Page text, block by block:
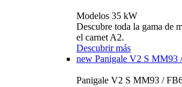
Modelos 35 kW
Descubre toda la gama de
el carnet A2.
Descubrir más
new Panigale V2 S MM93
Panigale V2 S MM93 /